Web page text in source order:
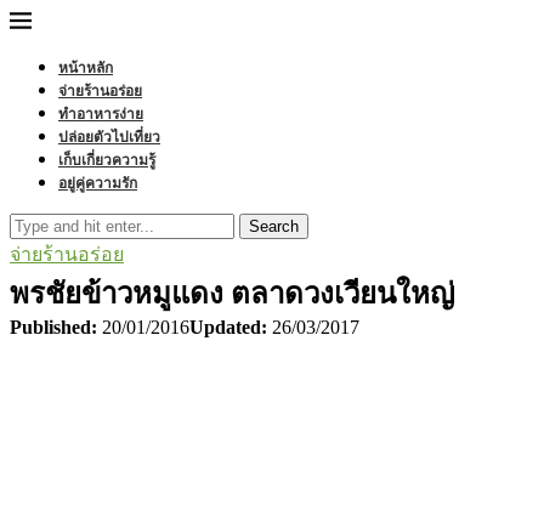
หน้าหลัก
จ่ายร้านอร่อย
ทำอาหารง่าย
ปล่อยตัวไปเที่ยว
เก็บเกี่ยวความรู้
อยู่คู่ความรัก
Search
จ่ายร้านอร่อย
พรชัยข้าวหมูแดง ตลาดวงเวียนใหญ่
Published: 20/01/2016Updated: 26/03/2017